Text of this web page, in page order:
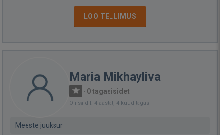
LOO TELLIMUS
Maria Mikhayliva
· 0 tagasisidet
Oli saidil: 4 aastat, 4 kuud tagasi
Meeste juuksur